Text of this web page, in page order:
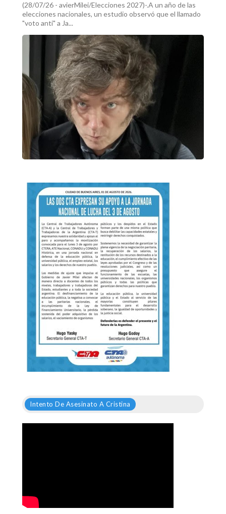
(28/07/26 - avierMilei/Elecciones 2027)-.A un año de las
elecciones nacionales, un estudio observó que el llamado
"voto anti" a Ja...
Intento De Asesinato A Cristina